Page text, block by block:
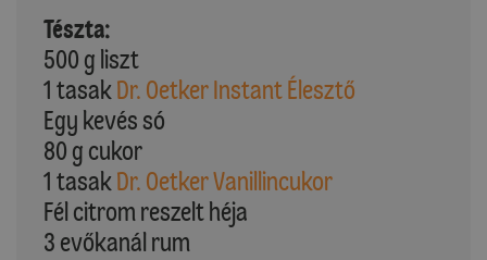
Tészta:
500 g liszt
1 tasak Dr. Oetker Instant Élesztő
Egy kevés só
80 g cukor
1 tasak Dr. Oetker Vanillincukor
Fél citrom reszelt héja
3 evőkanál rum